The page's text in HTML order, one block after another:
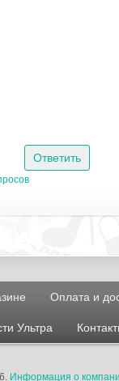
Оплата и
Ультра
Информация о